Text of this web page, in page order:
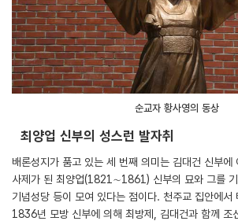
순교자 황사영의 동상
최양업 신부의 성스런 발자취
배론성지가 품고 있는 세 번째 의미는 김대건 신부에
사제가 된 최양업(1821∼1861) 신부의 묘와 그를 기
기념성당 등이 모여 있다는 점이다. 천주교 집안에서
1836년 모방 신부에 의해 최방제, 김대건과 함께 조